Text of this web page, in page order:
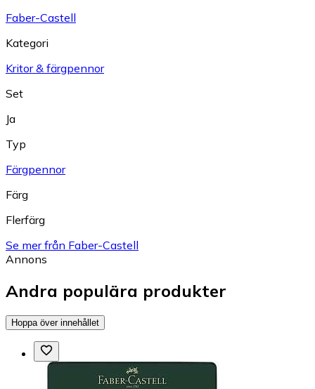
Faber-Castell
Kategori
Kritor & färgpennor
Set
Ja
Typ
Färgpennor
Färg
Flerfärg
Se mer från Faber-Castell
Annons
Andra populära produkter
Hoppa över innehållet